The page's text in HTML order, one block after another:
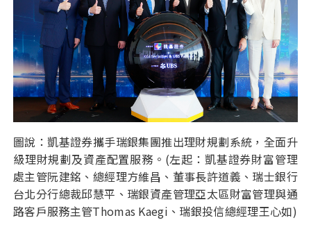
圖說：凱基證券攜手瑞銀集團推出理財規劃系統，全面升
級理財規劃及資產配置服務。(左起：凱基證券財富管理
處主管阮建銘、總經理方維昌、董事長許道義、瑞士銀行
台北分行總裁邱慧平、瑞銀資產管理亞太區財富管理與通
路客戶服務主管Thomas Kaegi、瑞銀投信總經理王心如)